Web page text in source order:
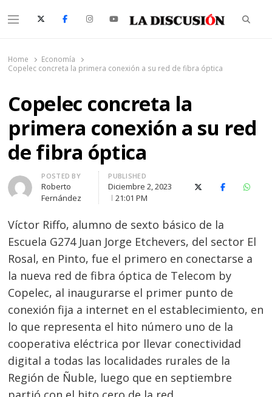
Menu
Home
Economía
Copelec concreta la primera conexión a su red de fibra óptica
Copelec concreta la
primera conexión a su red
de fibra óptica
Author
POSTED BY
Roberto
Fernández
PUBLISHED
Diciembre 2, 2023
21:01 PM
X (Twitter)Facebook
Víctor Riffo, alumno de sexto básico de la
Escuela G274 Juan Jorge Etchevers, del sector El
Rosal, en Pinto, fue el primero en conectarse a
la nueva red de fibra óptica de Telecom by
Copelec, al inaugurarse el primer punto de
conexión fija a internet en el establecimiento, en
lo que representa el hito número uno de la
cooperativa eléctrica por llevar conectividad
digital a todas las localidades rurales de la
Región de Ñuble, luego que en septiembre